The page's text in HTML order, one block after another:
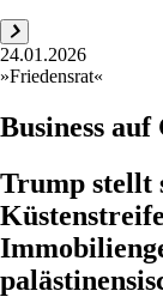
24.01.2026
»Friedensrat«
Business
Trump stellt